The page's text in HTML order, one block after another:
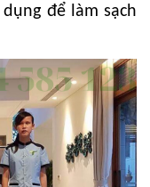
để làm sạch